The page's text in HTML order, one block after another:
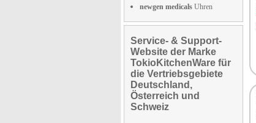
newgen medicals Uhren
Service- & Support-
Website der Marke
TokioKitchenWare für
die Vertriebsgebiete
Deutschland,
Österreich und
Schweiz